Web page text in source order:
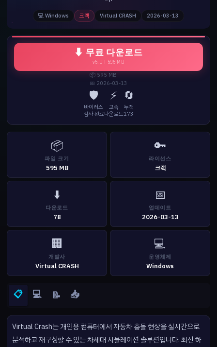
💻 Windows 크랙 Virtual CRASH 2026-03-13
⬇ 무료 다운로드
v5.0 | 595 MB
📦 595 MB
📅 2026-03-13
🛡️
바이러스
검사 완료
⚡
고속
다운로드
🔄
누적
173
📦
파일 크기
595 MB
🔑
라이선스
크랙
⬇️
다운로드
78
📅
업데이트
2026-03-13
🏢
개발사
Virtual CRASH
💻
운영체제
Windows
📋 💻 📝 📥
Virtual Crash는 개인용 컴퓨터에서 자동차 충돌 현상을 실시간으로
분석하고 재구성할 수 있는 차세대 시뮬레이션 솔루션입니다. 최신 하